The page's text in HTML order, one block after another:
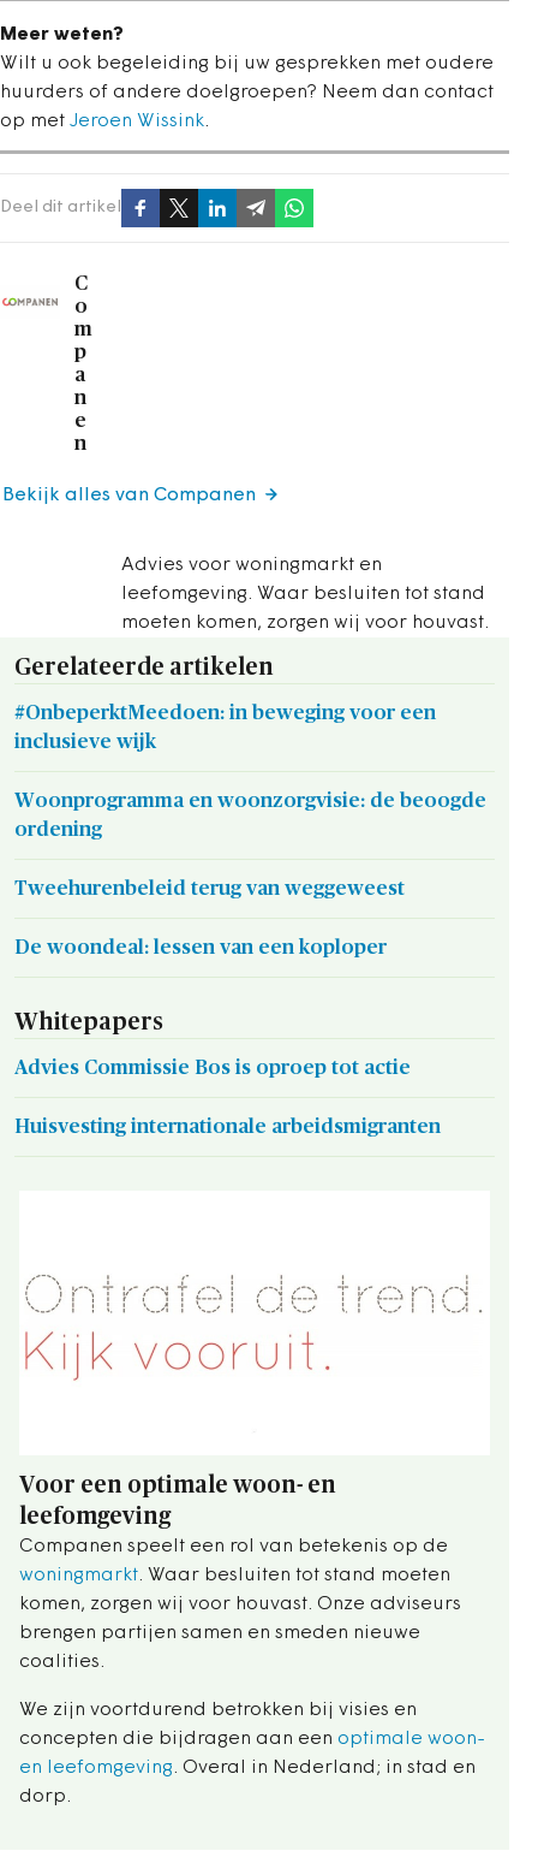
Meer weten?
Wilt u ook begeleiding bij uw gesprekken met oudere
huurders of andere doelgroepen? Neem dan contact
op met Jeroen Wissink.
Deel dit artikel
C
o
m
p
a
n
e
n
Advies voor woningmarkt en
leefomgeving. Waar besluiten tot stand
moeten komen, zorgen wij voor houvast.
Bekijk alles van Companen
Gerelateerde artikelen
#OnbeperktMeedoen: in beweging voor een
inclusieve wijk
Woonprogramma en woonzorgvisie: de beoogde
ordening
Tweehurenbeleid terug van weggeweest
De woondeal: lessen van een koploper
Whitepapers
Advies Commissie Bos is oproep tot actie
Huisvesting internationale arbeidsmigranten
Voor een optimale woon- en
leefomgeving
Companen speelt een rol van betekenis op de
woningmarkt. Waar besluiten tot stand moeten
komen, zorgen wij voor houvast. Onze adviseurs
brengen partijen samen en smeden nieuwe
coalities.
We zijn voortdurend betrokken bij visies en
concepten die bijdragen aan een optimale woon-
en leefomgeving. Overal in Nederland; in stad en
dorp.